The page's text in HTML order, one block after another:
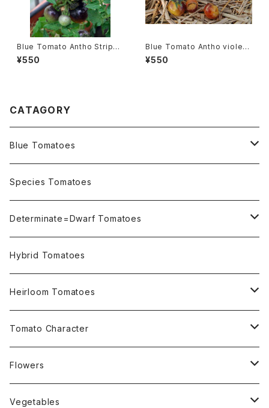
Blue Tomato Antho Stripe
Dwarf ブルートマト・アント・ス
トライプ・ドワーフ＊2019新品種
¥550
Blue Tomato Antho violettr
ot Yellow ブルートマト・アン
ト・ヴィオレットロット・イエロー
¥550
CATAGORY
Blue Tomatoes
OSU INDIGO Series
Not OSU Blue Tomatoes
Species Tomatoes
Determinate=Dwarf Tomatoes
Micro Determinate 10cm~30cm
Small Determinate 30cm~50cm
Medium Determinate 50~100cm
Large Determinate 100~150cm
Semi Indeterminate ~150cm
Hybrid Tomatoes
Heirloom Tomatoes
Amber Heirloom Tomatoes
Bi-Color Heirloom Tomatoes
Black Heirloom Tomatoes
Tomato Character
Culinary Uses
For Canning
Disease Resistance
Flowers
Nasturtium・ナスターチウム
Vegetables